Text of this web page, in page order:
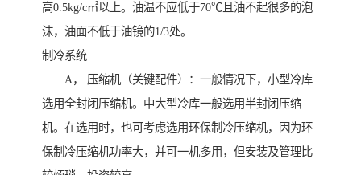
高0.5kg/c㎡以上。油温不应低于70℃且油不起很多的泡
沫，油面不低于油镜的1/3处。
制冷系统
A， 压缩机（关键配件）：一般情况下，小型冷库
选用全封闭压缩机。中大型冷库一般选用半封闭压缩
机。在选用时，也可考虑选用环保制冷压缩机，因为环
保制冷压缩机功率大，并可一机多用，但安装及管理比